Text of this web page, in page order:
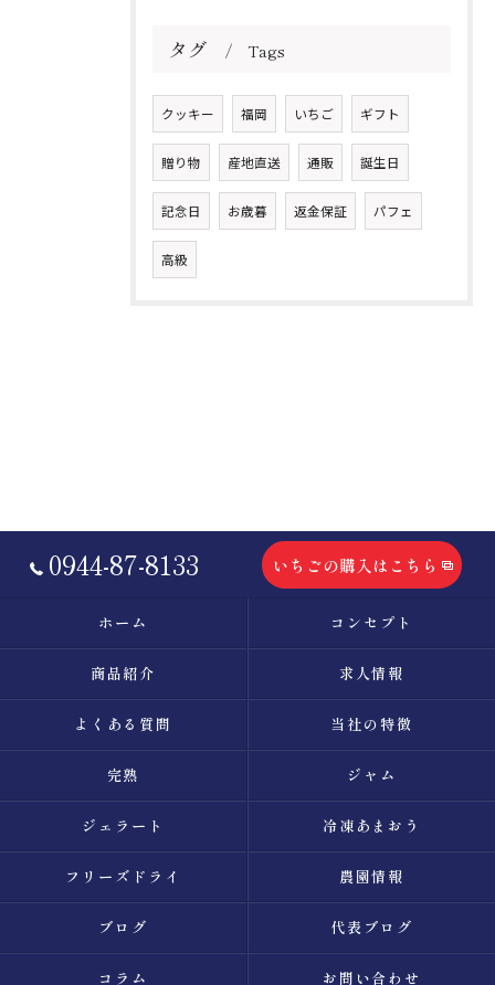
タグ Tags
クッキー 福岡 いちご ギフト
贈り物 産地直送 通販 誕生日
記念日 お歳暮 返金保証 パフェ
高級
0944-87-8133 いちごの購入はこちら
ホーム コンセプト
商品紹介 求人情報
よくある質問 当社の特徴
完熟 ジャム
ジェラート 冷凍あまおう
フリーズドライ 農園情報
ブログ 代表ブログ
コラム お問い合わせ